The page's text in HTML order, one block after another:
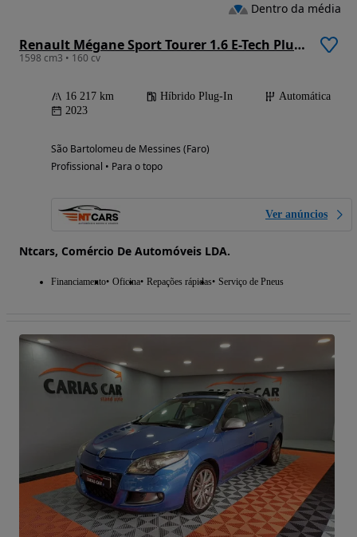
Renault Mégane Sport Tourer 1.6 E-Tech Plug-In Zen
1598 cm3 • 160 cv
16 217 km Híbrido Plug-In
Automática
2023
São Bartolomeu de Messines (Faro)
Profissional • Para o topo
Ver anúncios
Ntcars, Comércio De Automóveis LDA.
Financiamento Oficina Repações rápidas Serviço de Pneus
Dentro da média